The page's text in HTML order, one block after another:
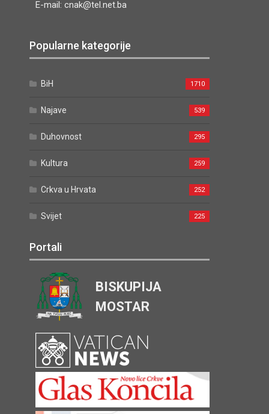
E-mail: cnak@tel.net.ba
Popularne kategorije
BiH 1710
Najave 539
Duhovnost 295
Kultura 259
Crkva u Hrvata 252
Svijet 225
Portali
BISKUPIJA
MOSTAR